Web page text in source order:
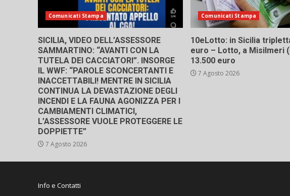
Comunicati Stampa
SICILIA, VIDEO DELL’ASSESSORE
SAMMARTINO: “AVANTI CON LA
TUTELA DEI CACCIATORI”. INSORGE
IL WWF: “PAROLE SCONCERTANTI E
INACCETTABILI! MENTRE IN SICILIA
CONTINUA LA DEVASTAZIONE DEGLI
INCENDI E LA FAUNA AGONIZZA PER I
CAMBIAMENTI CLIMATICI,
L’ASSESSORE VUOLE PROTEGGERE LE
DOPPIETTE”
7 Agosto 2026
Comunicati Stampa
10eLotto: in Sicilia
euro – Lotto, a Misilmeri
13.500 euro
7 Agosto 2026
Info e Contatti